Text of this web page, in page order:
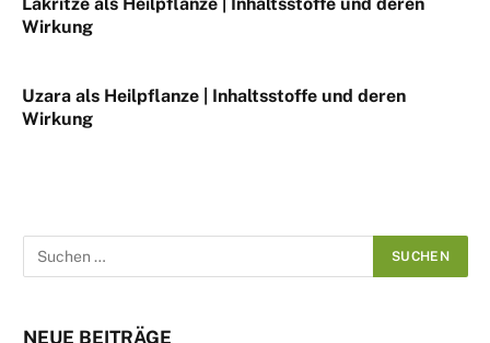
Wirkung
Uzara als Heilpflanze | Inhaltsstoffe und deren
Wirkung
NEUE BEITRÄGE